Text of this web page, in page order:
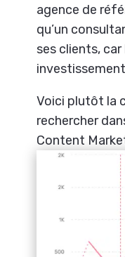
agence de
qu’un
ses clients,
Voici plutôt la
rechercher
Content